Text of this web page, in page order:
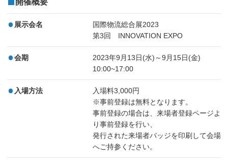
開催概要
展示会名
国際物流総合展2023
第3回 INNOVATION EXPO
会期
2023年9月13日(水)～9月15日(金)
10:00~17:00
入場方法
入場料3,000円
※事前登録は無料となります。
事前登録の場合は、来場者登録ページよ
り事前登録を行い、
発行された来場者バッジを印刷して会場
へご持参ください。